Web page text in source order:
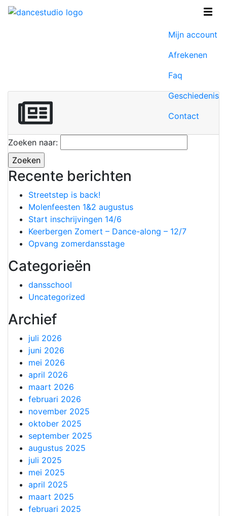
Mijn account
Afrekenen
Faq
Geschiedenis
Contact
Zoeken naar:
Recente berichten
Streetstep is back!
Molenfeesten 1&2 augustus
Start inschrijvingen 14/6
Keerbergen Zomert – Dance-along – 12/7
Opvang zomerdansstage
Categorieën
dansschool
Uncategorized
Archief
juli 2026
juni 2026
mei 2026
april 2026
maart 2026
februari 2026
november 2025
oktober 2025
september 2025
augustus 2025
juli 2025
mei 2025
april 2025
maart 2025
februari 2025